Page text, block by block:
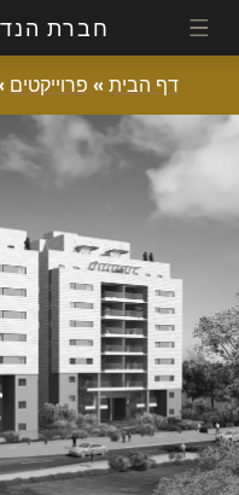
חברת
דף הבית » פרוייקטים